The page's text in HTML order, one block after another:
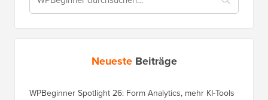
Neueste Beiträge
WPBeginner Spotlight 26: Form Analytics, mehr KI-Tools